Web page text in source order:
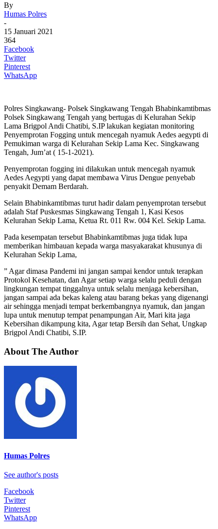
By
Humas Polres
-
15 Januari 2021
364
Facebook
Twitter
Pinterest
WhatsApp
Polres Singkawang- Polsek Singkawang Tengah Bhabinkamtibmas
Polsek Singkawang Tengah yang bertugas di Kelurahan Sekip
Lama Brigpol Andi Chatibi, S.IP lakukan kegiatan monitoring
Penyemprotan Fogging untuk mencegah nyamuk Aedes aegypti di
Pemukiman warga di Kelurahan Sekip Lama Kec. Singkawang
Tengah, Jum’at ( 15-1-2021).
Penyemprotan fogging ini dilakukan untuk mencegah nyamuk
Aedes Aegypti yang dapat membawa Virus Dengue penyebab
penyakit Demam Berdarah.
Selain Bhabinkamtibmas turut hadir dalam penyemprotan tersebut
adalah Staf Puskesmas Singkawang Tengah 1, Kasi Kesos
Kelurahan Sekip Lama, Ketua Rt. 011 Rw. 004 Kel. Sekip Lama.
Pada kesempatan tersebut Bhabinkamtibmas juga tidak lupa
memberikan himbauan kepada warga masyakarakat khusunya di
Kelurahan Sekip Lama,
” Agar dimasa Pandemi ini jangan sampai kendor untuk terapkan
Protokol Kesehatan, dan Agar setiap warga selalu peduli dengan
lingkungan tempat tinggalnya untuk selalu menjaga kebersihan,
jangan sampai ada bekas kaleng atau barang bekas yang digenangi
air sehingga menjadi tempat berkembangnya nyamuk, dan jangan
lupa untuk menutup tempat penampungan Air, Mari kita jaga
Kebersihan dikampung kita, Agar tetap Bersih dan Sehat, Ungkap
Brigpol Andi Chatibi, S.IP.
About The Author
Humas Polres
See author's posts
Facebook
Twitter
Pinterest
WhatsApp